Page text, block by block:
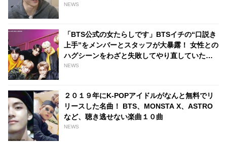
た姿に悶絶
NEWS
「BTS公式の女たらしです」BTSイチの“口説き
上手”をメンバーとスタッフが大暴露！ 女性との
ハグシーンをわざと失敗してやり直していたと
バラされるメンバーも！ 爆弾発言のオンパレー
NEWS
２０１９年にK-POPアイドルがなんと無料でリ
リースした名曲！ BTS、MONSTA X、ASTRO
など、聴き逃せない楽曲１０曲
NEWS